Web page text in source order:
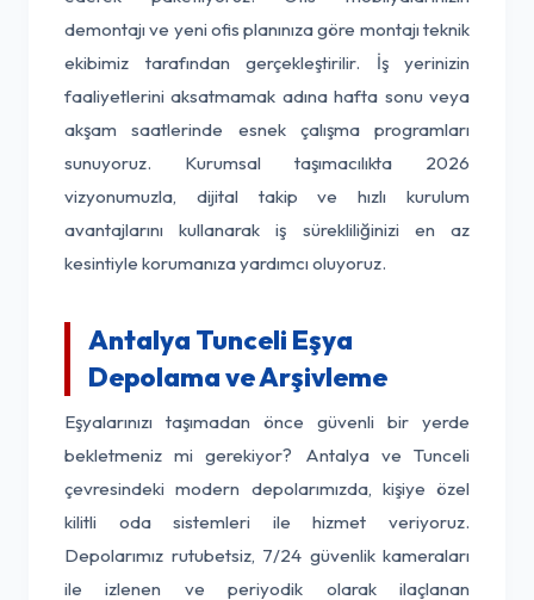
demontajı ve yeni ofis planınıza göre montajı teknik
ekibimiz tarafından gerçekleştirilir. İş yerinizin
faaliyetlerini aksatmamak adına hafta sonu veya
akşam saatlerinde esnek çalışma programları
sunuyoruz. Kurumsal taşımacılıkta 2026
vizyonumuzla, dijital takip ve hızlı kurulum
avantajlarını kullanarak iş sürekliliğinizi en az
kesintiyle korumanıza yardımcı oluyoruz.
Antalya Tunceli Eşya
Depolama ve Arşivleme
Eşyalarınızı taşımadan önce güvenli bir yerde
bekletmeniz mi gerekiyor? Antalya ve Tunceli
çevresindeki modern depolarımızda, kişiye özel
kilitli oda sistemleri ile hizmet veriyoruz.
Depolarımız rutubetsiz, 7/24 güvenlik kameraları
ile izlenen ve periyodik olarak ilaçlanan